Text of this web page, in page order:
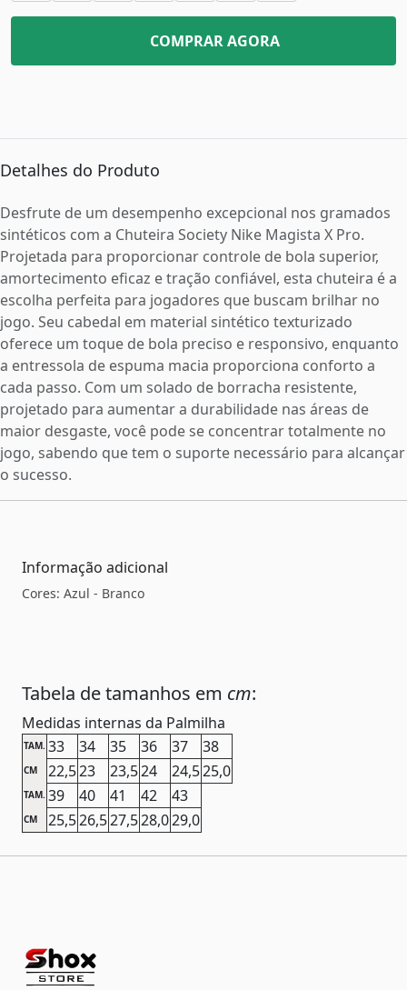
COMPRAR AGORA
Detalhes do Produto
Desfrute de um desempenho excepcional nos gramados
sintéticos com a Chuteira Society Nike Magista X Pro.
Projetada para proporcionar controle de bola superior,
amortecimento eficaz e tração confiável, esta chuteira é a
escolha perfeita para jogadores que buscam brilhar no
jogo. Seu cabedal em material sintético texturizado
oferece um toque de bola preciso e responsivo, enquanto
a entressola de espuma macia proporciona conforto a
cada passo. Com um solado de borracha resistente,
projetado para aumentar a durabilidade nas áreas de
maior desgaste, você pode se concentrar totalmente no
jogo, sabendo que tem o suporte necessário para alcançar
o sucesso.
Informação adicional
Cores: Azul - Branco
Tabela de tamanhos em cm:
Medidas internas da Palmilha
TAM. 33 34 35 36 37 38
CM 22,523 23,524 24,525,0
TAM. 39 40 41 42 43
CM 25,526,527,528,029,0